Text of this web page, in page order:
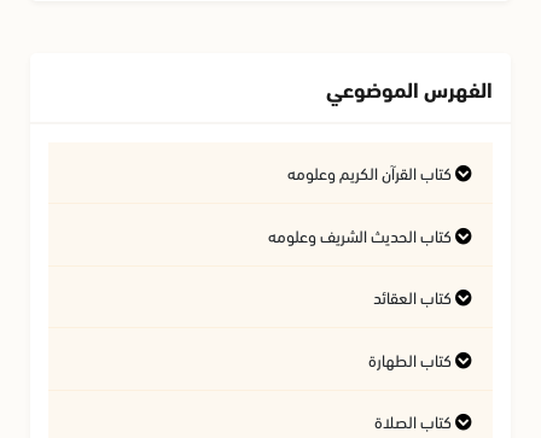
الفهرس الموضوعي
كتاب القرآن الكريم وعلومه
التفسير وعلوم القرآن
فتاوى متعلقة بالقرآن الكريم
آداب تلاوة القرآن الكريم
كتاب الحديث الشريف وعلومه
فتاوى متعلقة بالحديث الشريف
أسئلة في السيرة النبوية
كتاب العقائد
المسائل المتعلقة بالعقيدة
كتاب الطهارة
أحكام المياه
كتاب الصلاة